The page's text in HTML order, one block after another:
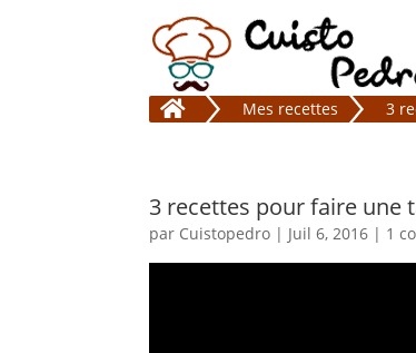
 Mes recettes 3
3 recettes pour faire
par Cuistopedro | Juil 6, 2016 | 1